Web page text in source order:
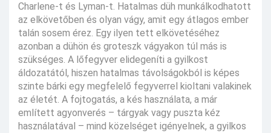
Charlene-t és Lyman-t. Hatalmas düh munkálkodhatott
az elkövetőben és olyan vágy, amit egy átlagos ember
talán sosem érez. Egy ilyen tett elkövetéséhez
azonban a dühön és groteszk vágyakon túl más is
szükséges. A lőfegyver elidegeníti a gyilkost
áldozatától, hiszen hatalmas távolságokból is képes
szinte bárki egy megfelelő fegyverrel kioltani valakinek
az életét. A fojtogatás, a kés használata, a már
említett agyonverés – tárgyak vagy puszta kéz
használatával – mind közelséget igényelnek, a gyilkos